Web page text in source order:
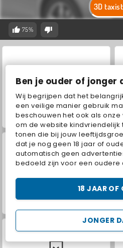
Ben je ouder of jonger
Wij begrijpen dat het
een veilige manier gebruik
beschouwen het ook als
om de website kindvriendelijk
tonen die bij jouw
dat je nog geen 18 jaar of
automatisch geen
bedoeld zijn voor een oudere
JONGER
18 JAAR OF
3D
75%
Car Parking City Duel